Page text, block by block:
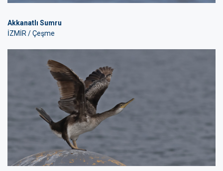
Akkanatlı Sumru
İZMİR / Çeşme